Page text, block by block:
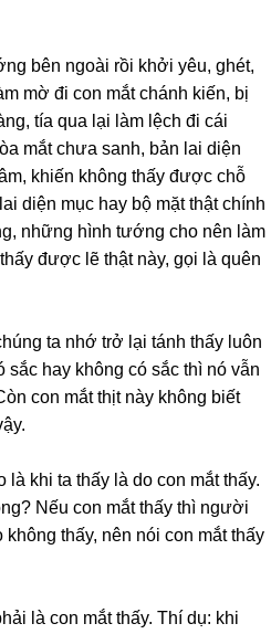
bên ngoài rồi khởi yêu, ghét,
mờ đi con mắt chánh kiến, bị
tía qua lại làm lệch đi cái
mắt chưa sanh, bản lai diện
khiến không thấy được chỗ
diện mục hay bộ mặt thật chính
những hình tướng cho nên làm
được lẽ thật này, gọi là quên
ta nhớ trở lại tánh thấy luôn
hay không có sắc thì nó vẫn
con mắt thịt này không biết
khi ta thấy là do con mắt thấy.
Nếu con mắt thấy thì người
thấy, nên nói con mắt thấy
là con mắt thấy. Thí dụ: khi